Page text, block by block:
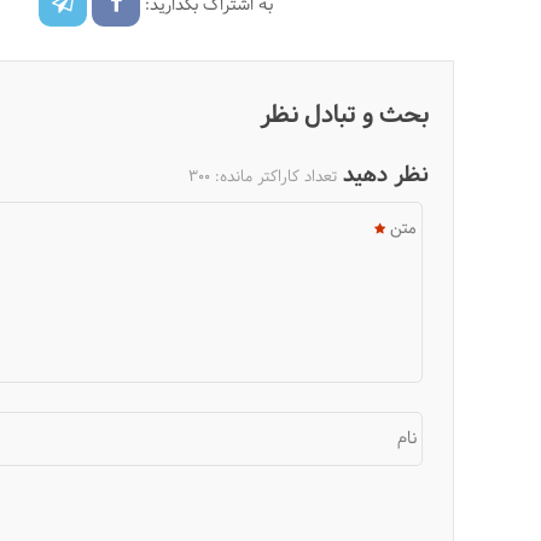
به اشتراک بگذارید:
بحث و تبادل نظر
نظر دهید تعداد کاراکتر مانده: 300
متن
نام